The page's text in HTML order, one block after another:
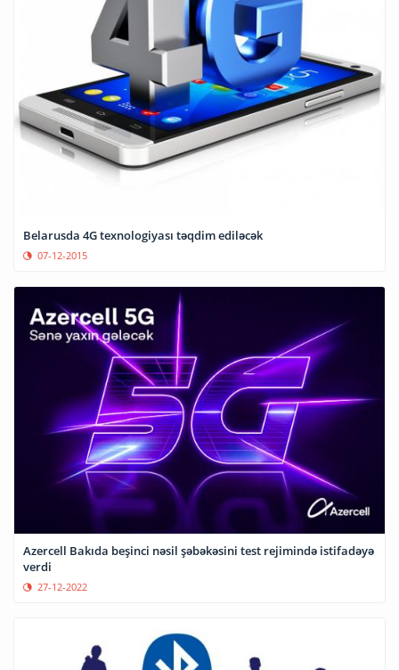
Belarusda 4G texnologiyası təqdim ediləcək
07-12-2015
Azercell Bakıda beşinci nəsil şəbəkəsini test rejimində istifadəyə
verdi
27-12-2022